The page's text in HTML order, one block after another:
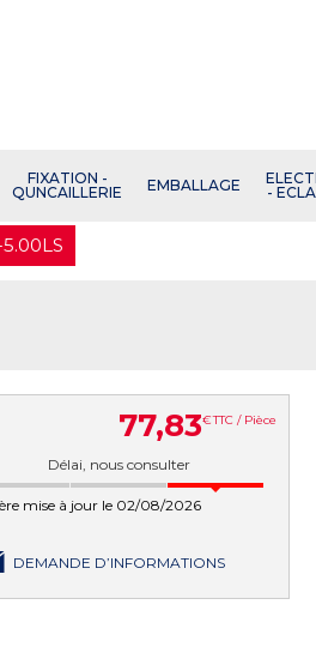
FIXATION -
QUNCAILLERIE
EMBALLAGE
-
77,83€TTC / Pièce
Délai, nous consulter
mise à jour le 02/08/2026
DEMANDE D’INFORMATIONS